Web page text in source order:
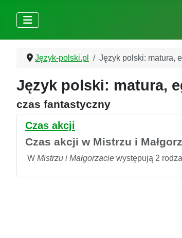
Język-polski.pl Język polski: matura,
Język polski: matura,
czas fantastyczny
Czas akcji
Czas akcji w Mistrzu i
W Mistrzu i Małgorzacie występują 2